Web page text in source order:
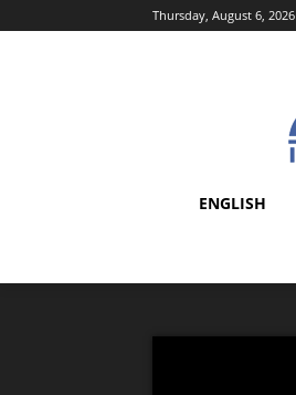
Thursday, August 6, 2026
ENGLISH